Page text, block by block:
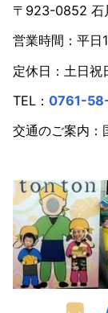
2022年
2021年
2020年
2019年
2018年
2016年
2015年
2014年
〒923-0852 石
営業時間：平日
定休日：土日祝
TEL： 0761-
交通のご案内：